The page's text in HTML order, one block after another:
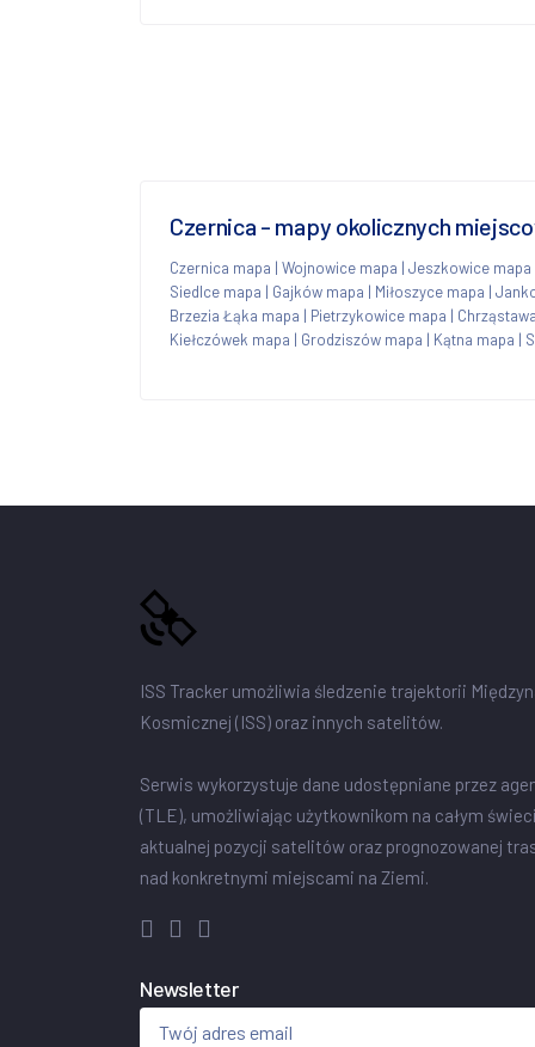
Czernica - mapy okolicznych
Czernica mapa | Wojnowice mapa | Jeszkowice mapa
Siedlce mapa | Gajków mapa | Miłoszyce mapa |
Brzezia Łąka mapa | Pietrzykowice mapa |
Kiełczówek mapa | Grodziszów mapa | Kątna mapa |
ISS Tracker umożliwia śledzenie trajektorii
Kosmicznej (ISS) oraz innych satelitów.
Serwis wykorzystuje dane udostępniane przez
(TLE), umożliwiając użytkownikom na całym
aktualnej pozycji satelitów oraz prognozowanej
nad konkretnymi miejscami na Ziemi.
Newsletter